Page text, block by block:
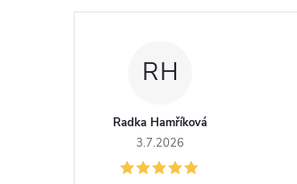
RH
Radka Hamříková
3.7.2026